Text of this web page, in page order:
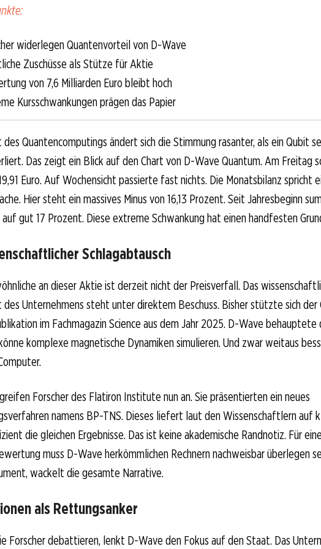
widerlegen Quantenvorteil von D-Wave
Zuschüsse als Stütze für Aktie
von 7,6 Milliarden Euro bleibt hoch
Kursschwankungen prägen das Papier
Quantencomputings ändert sich die Stimmung rasanter, als ein Qubit
Das zeigt ein Blick auf den Chart von D-Wave Quantum. Am Freitag
Euro. Auf Wochensicht passierte fast nichts. Die Monatsbilanz spricht
Hier steht ein massives Minus von 16,13 Prozent. Seit Jahresbeginn
gut 17 Prozent. Diese extreme Schwankung hat einen handfesten
Schlagabtausch
an dieser Aktie ist derzeit nicht der Preisverfall. Das
des Unternehmens steht unter direktem Beschuss. Bisher stützte sich der
im Fachmagazin Science aus dem Jahr 2025. D-Wave behauptete
komplexe magnetische Dynamiken simulieren. Und zwar weitaus
Forscher des Flatiron Institute nun an. Sie präsentierten ein neues
namens BP-TNS. Dieses liefert laut den Wissenschaftlern auf
die gleichen Ergebnisse. Das ist keine akademische Randnotiz. Für eine
muss D-Wave herkömmlichen Rechnern nachweisbar überlegen
wackelt die gesamte Narrative.
als Rettungsanker
Forscher debattieren, lenkt D-Wave den Fokus auf den Staat. Das